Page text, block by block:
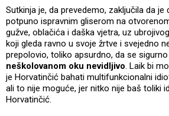
Sutkinja je, da prevedemo, zaključila da
potpuno ispravnim gliserom na
gužve, oblačića i daška vjetra, uz
koji gleda ravno u svoje žrtve i svejedno
prepolovio, toliko apsurdno, da se
neškolovanom oku nevidljivo. Laik bi
je Horvatinčić bahati multifunkcionalni
ali to nije moguće, jer nitko nije baš toliki
Horvatinčić.